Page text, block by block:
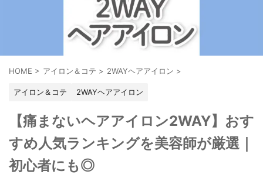
HOME > アイロン＆コテ > 2WAYヘアアイロン >
アイロン＆コテ 2WAYヘアアイロン
【痛まないヘアアイロン2WAY】おす
すめ人気ランキングを美容師が厳選｜
初心者にも◎